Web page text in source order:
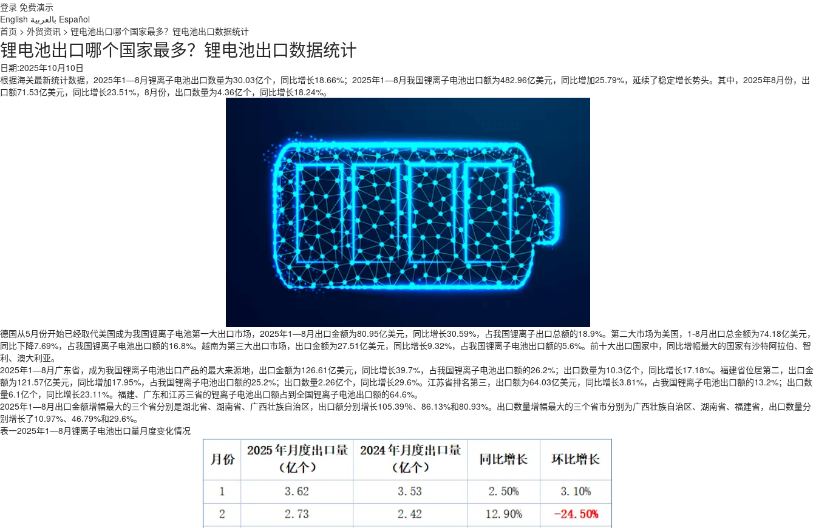
登录 免费演示
English بالعربية Español
首页 > 外贸资讯 > 锂电池出口哪个国家最多？锂电池出口数据统计
锂电池出口哪个国家最多？锂电池出口数据统计
日期:2025年10月10日
根据海关最新统计数据，2025年1—8月锂离子电池出口数量为30.03亿个，同比增长18.66%；2025年1—8月我国锂离子电池出口额为482.96亿美元，同比增加25.79%，延续了稳定增长势头。其中，2025年8月份，出
口额71.53亿美元，同比增长23.51%，8月份，出口数量为4.36亿个，同比增长18.24%。
德国从5月份开始已经取代美国成为我国锂离子电池第一大出口市场，2025年1—8月出口金额为80.95亿美元，同比增长30.59%，占我国锂离子出口总额的18.9%。第二大市场为美国，1-8月出口总金额为74.18亿美元，
同比下降7.69%，占我国锂离子电池出口额的16.8%。越南为第三大出口市场，出口金额为27.51亿美元，同比增长9.32%，占我国锂离子电池出口额的5.6%。前十大出口国家中，同比增幅最大的国家有沙特阿拉伯、智
利、澳大利亚。
2025年1—8月广东省，成为我国锂离子电池出口产品的最大来源地，出口金额为126.61亿美元，同比增长39.7%，占我国锂离子电池出口额的26.2%；出口数量为10.3亿个，同比增长17.18%。福建省位居第二，出口金
额为121.57亿美元，同比增加17.95%，占我国锂离子电池出口额的25.2%；出口数量2.26亿个，同比增长29.6%。江苏省排名第三，出口额为64.03亿美元，同比增长3.81%，占我国锂离子电池出口额的13.2%；出口数
量6.1亿个，同比增长23.11%。福建、广东和江苏三省的锂离子电池出口额占到全国锂离子电池出口额的64.6%。
2025年1—8月出口金额增幅最大的三个省分别是湖北省、湖南省、广西壮族自治区，出口额分别增长105.39％、86.13%和80.93%。出口数量增幅最大的三个省市分别为广西壮族自治区、湖南省、福建省，出口数量分
别增长了10.97%、46.79%和29.6%。
表一2025年1—8月锂离子电池出口量月度变化情况